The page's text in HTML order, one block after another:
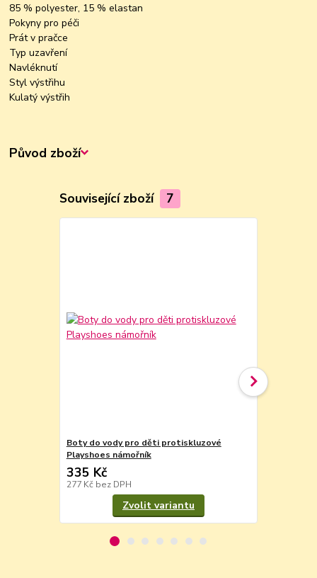
85 % polyester, 15 % elastan
Pokyny pro péči
Prát v pračce
Typ uzavření
Navléknutí
Styl výstřihu
Kulatý výstřih
Původ zboží
Související zboží 7
Boty do vody pro děti protiskluzové
Playshoes námořník
335 Kč
277 Kč bez DPH
Zvolit variantu